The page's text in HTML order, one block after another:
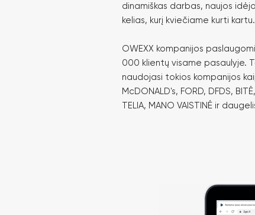
dinamiškas darbas, naujos
kelias, kurį kviečiame kurti kartu.
OWEXX kompanijos
000 klientų visame pasaulyje.
naudojasi tokios kompanijos
McDONALD's, FORD, DFDS,
TELIA, MANO VAISTINĖ ir